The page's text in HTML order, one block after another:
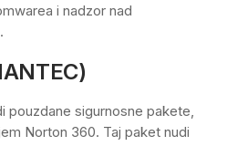
i nadzor nad
pouzdane sigurnosne pakete,
Norton 360. Taj paket nudi